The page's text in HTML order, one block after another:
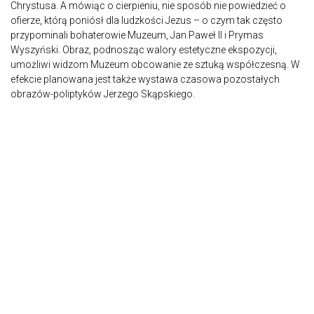
Chrystusa. A mówiąc o cierpieniu, nie sposób nie powiedzieć o
ofierze, którą poniósł dla ludzkości Jezus – o czym tak często
przypominali bohaterowie Muzeum, Jan Paweł II i Prymas
Wyszyński. Obraz, podnosząc walory estetyczne ekspozycji,
umożliwi widzom Muzeum obcowanie ze sztuką współczesną. W
efekcie planowana jest także wystawa czasowa pozostałych
obrazów-poliptyków Jerzego Skąpskiego.